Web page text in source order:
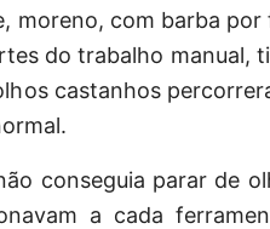
moreno, com barba
do trabalho manual,
castanhos
conseguia parar de
a cada